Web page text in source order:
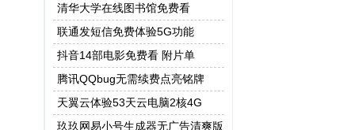
清华大学在线图书馆免费看
联通发短信免费体验5G功能
抖音14部电影免费看 附片单
腾讯QQbug无需续费点亮铭牌
天翼云体验53天云电脑2核4G
玖玖网易小号生成器无广告清爽版